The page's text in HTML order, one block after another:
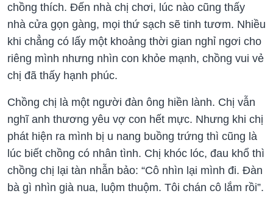
chồng thích. Đến nhà chị chơi, lúc nào cũng thấy
nhà cửa gọn gàng, mọi thứ sạch sẽ tinh tươm. Nhiều
khi chẳng có lấy một khoảng thời gian nghỉ ngơi cho
riêng mình nhưng nhìn con khỏe mạnh, chồng vui vẻ
chị đã thấy hạnh phúc.
Chồng chị là một người đàn ông hiền lành. Chị vẫn
nghĩ anh thương yêu vợ con hết mực. Nhưng khi chị
phát hiện ra mình bị u nang buồng trứng thì cũng là
lúc biết chồng có nhân tình. Chị khóc lóc, đau khổ thì
chồng chị lại tàn nhẫn bảo: “Cô nhìn lại mình đi. Đàn
bà gì nhìn già nua, luộm thuộm. Tôi chán cô lắm rồi”.